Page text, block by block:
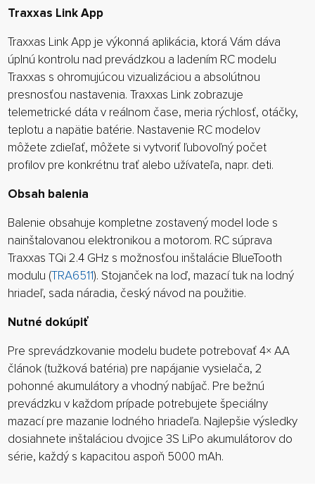
Traxxas Link App
Traxxas Link App je výkonná aplikácia, ktorá Vám dáva
úplnú kontrolu nad prevádzkou a ladením RC modelu
Traxxas s ohromujúcou vizualizáciou a absolútnou
presnosťou nastavenia. Traxxas Link zobrazuje
telemetrické dáta v reálnom čase, meria rýchlosť, otáčky,
teplotu a napätie batérie. Nastavenie RC modelov
môžete zdieľať, môžete si vytvoriť ľubovoľný počet
profilov pre konkrétnu trať alebo užívateľa, napr. deti.
Obsah balenia
Balenie obsahuje kompletne zostavený model lode s
nainštalovanou elektronikou a motorom. RC súprava
Traxxas TQi 2.4 GHz s možnosťou inštalácie BlueTooth
modulu (TRA6511). Stojanček na loď, mazací tuk na lodný
hriadeľ, sada náradia, český návod na použitie.
Nutné dokúpiť
Pre sprevádzkovanie modelu budete potrebovať 4× AA
článok (tužková batéria) pre napájanie vysielača, 2
pohonné akumulátory a vhodný nabíjač. Pre bežnú
prevádzku v každom prípade potrebujete špeciálny
mazací pre mazanie lodného hriadeľa. Najlepšie výsledky
dosiahnete inštaláciou dvojice 3S LiPo akumulátorov do
série, každý s kapacitou aspoň 5000 mAh.